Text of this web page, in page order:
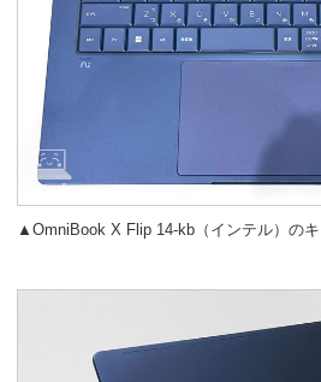
▲OmniBook X Flip 14-kb（インテル）の